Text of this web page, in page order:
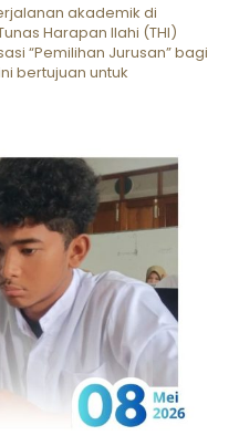
akademik di
Harapan Ilahi (THI)
“Pemilihan Jurusan” bagi
bertujuan untuk